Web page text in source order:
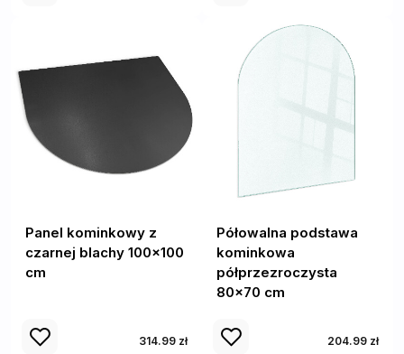
Panel kominkowy z
czarnej blachy 100x100
cm
314.99 zł
Półowalna podstawa
kominkowa
półprzezroczysta
80x70 cm
204.99 zł